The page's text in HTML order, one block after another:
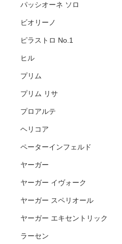
パッシオーネ ソロ
ビオリーノ
ピラストロ No.1
ヒル
プリム
プリム リサ
プロアルテ
ヘリコア
ペーターインフェルド
ヤーガー
ヤーガー イヴォーク
ヤーガー スペリオール
ヤーガー エキセントリック
ラーセン